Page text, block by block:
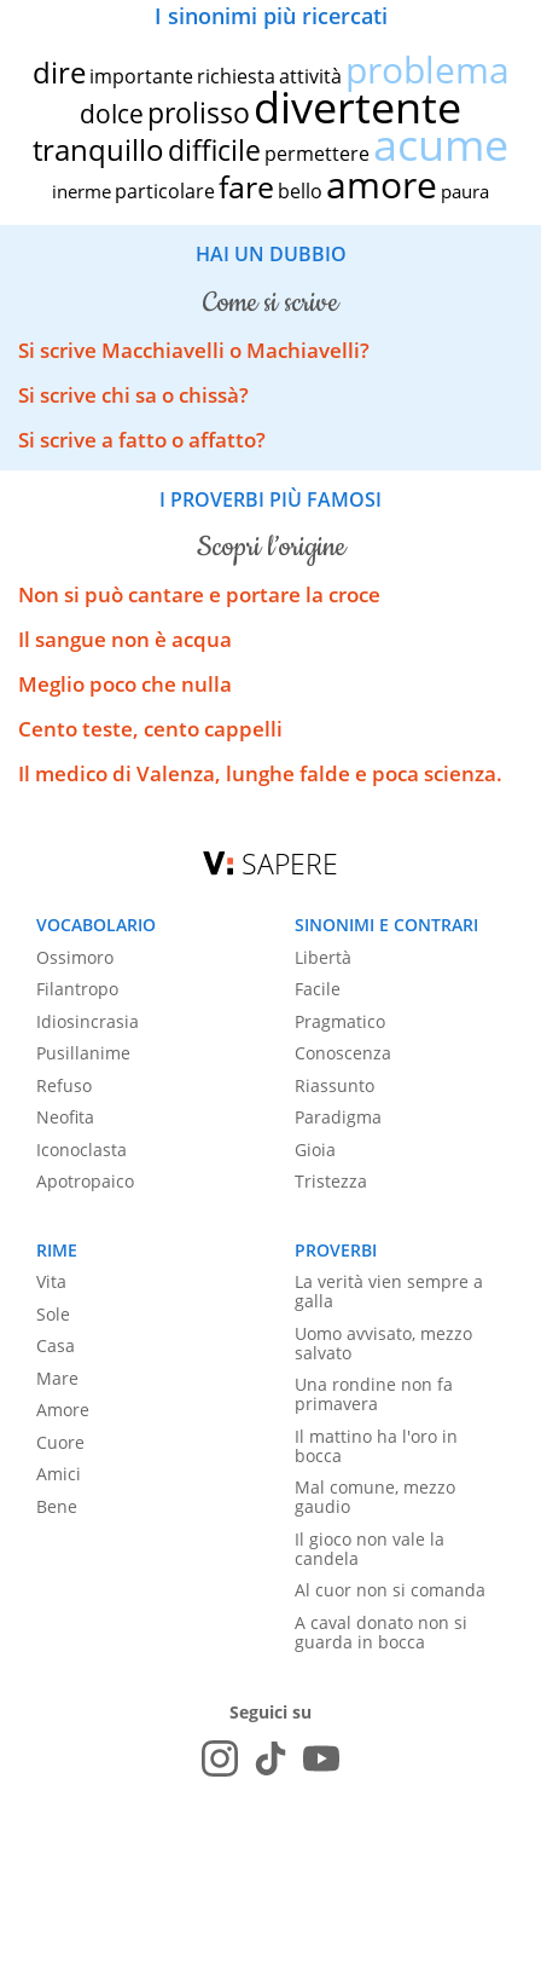
I sinonimi più ricercati
dire importante richiestaattività problema
dolce prolissodivertente
tranquillodifficile permettereacume
inerme particolarefare bello amore paura
HAI UN DUBBIO
come si scrive
Si scrive Macchiavelli o Machiavelli?
Si scrive chi sa o chissà?
Si scrive a fatto o affatto?
I PROVERBI PIÙ FAMOSI
scopri l’origine
Non si può cantare e portare la croce
Il sangue non è acqua
Meglio poco che nulla
Cento teste, cento cappelli
Il medico di Valenza, lunghe falde e poca scienza.
SAPERE
VOCABOLARIO
Ossimoro
Filantropo
Idiosincrasia
Pusillanime
Refuso
Neofita
Iconoclasta
Apotropaico
SINONIMI E CONTRARI
Libertà
Facile
Pragmatico
Conoscenza
Riassunto
Paradigma
Gioia
Tristezza
RIME
Vita
Sole
Casa
Mare
Amore
Cuore
Amici
Bene
PROVERBI
La verità vien sempre a
galla
Uomo avvisato, mezzo
salvato
Una rondine non fa
primavera
Il mattino ha l'oro in
bocca
Mal comune, mezzo
gaudio
Il gioco non vale la
candela
Al cuor non si comanda
A caval donato non si
guarda in bocca
Seguici su